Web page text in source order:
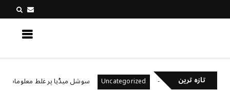
تازہ ترین
رکھتے ہیں؟ Uncategorized سوشل میڈیا پر غلط معلومات کیسے